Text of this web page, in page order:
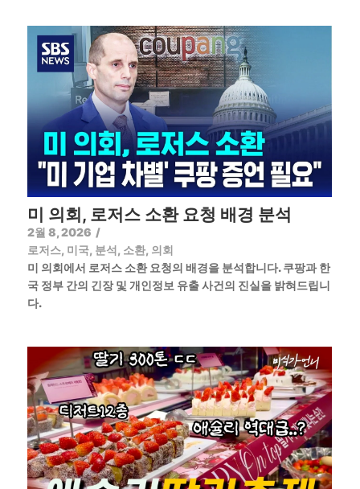
미 의회, 로저스 소환 요청 배경 분석
2월 8, 2026 /
로저스, 미국, 분석, 소환, 의회
미 의회에서 로저스 소환 요청의 배경을 분석합니다. 쿠팡과 한
국 정부 간의 긴장 및 개인정보 유출 사건의 진실을 밝혀드립니
다.